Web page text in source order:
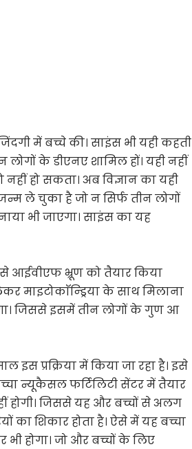
में बच्चे की। साइंस भी यही कहती
के डीएनए शामिल हों। यही नहीं
हो सकता। अब विज्ञान का यही
ले चुका है जो न सिर्फ तीन लोगों
भी जाएगा। साइंस का यह
भ्रूण को तैयार किया
माइटोकाॅन्ड्रिया के साथ मिलाना
जिससे इसमें तीन लोगों के गुण आ
इस प्रक्रिया में किया जा रहा है। इसे
न्यूकैसल फर्टिलिटी सेंटर में तैयार
होगी। जिससे यह और बच्चों से अलग
का शिकार होता है। ऐसे में यह बच्चा
होगा। जो और बच्चों के लिए